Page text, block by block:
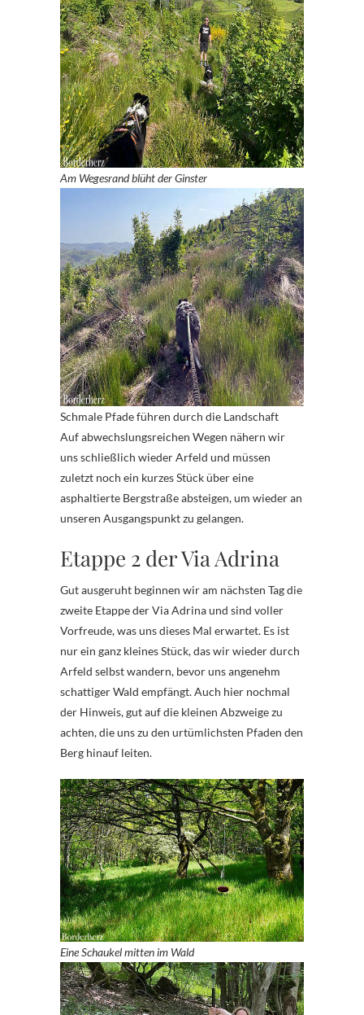
Am Wegesrand blüht der Ginster
Schmale Pfade führen durch die Landschaft
Auf abwechslungsreichen Wegen nähern wir
uns schließlich wieder Arfeld und müssen
zuletzt noch ein kurzes Stück über eine
asphaltierte Bergstraße absteigen, um wieder an
unseren Ausgangspunkt zu gelangen.
Etappe 2 der Via Adrina
Gut ausgeruht beginnen wir am nächsten Tag die
zweite Etappe der Via Adrina und sind voller
Vorfreude, was uns dieses Mal erwartet. Es ist
nur ein ganz kleines Stück, das wir wieder durch
Arfeld selbst wandern, bevor uns angenehm
schattiger Wald empfängt. Auch hier nochmal
der Hinweis, gut auf die kleinen Abzweige zu
achten, die uns zu den urtümlichsten Pfaden den
Berg hinauf leiten.
Eine Schaukel mitten im Wald